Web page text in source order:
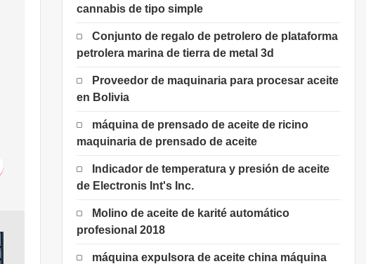
cannabis de tipo simple
Conjunto de regalo de petrolero de plataforma
petrolera marina de tierra de metal 3d
Proveedor de maquinaria para procesar aceite
en Bolivia
máquina de prensado de aceite de ricino
maquinaria de prensado de aceite
Indicador de temperatura y presión de aceite
de Electronis Int's Inc.
Molino de aceite de karité automático
profesional 2018
máquina expulsora de aceite china máquina